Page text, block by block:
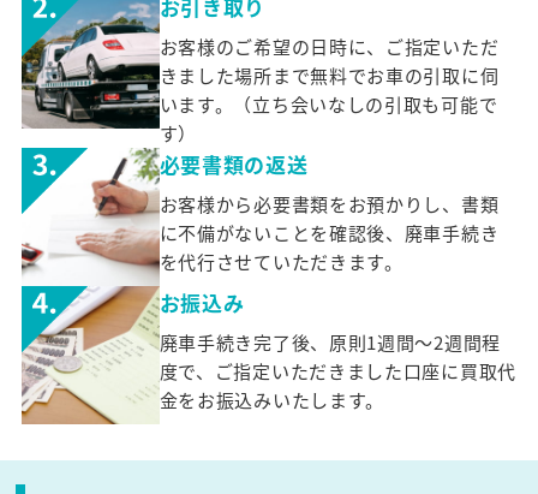
お引き取り
お客様のご希望の日時に、ご指定いただ
きました場所まで無料でお車の引取に伺
います。（立ち会いなしの引取も可能で
す）
必要書類の返送
お客様から必要書類をお預かりし、書類
に不備がないことを確認後、廃車手続き
を代行させていただきます。
お振込み
廃車手続き完了後、原則1週間～2週間程
度で、ご指定いただきました口座に買取代
金をお振込みいたします。